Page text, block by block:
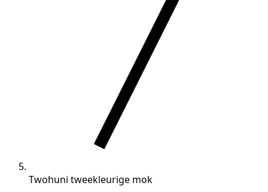
Twohuni tweekleurige mok